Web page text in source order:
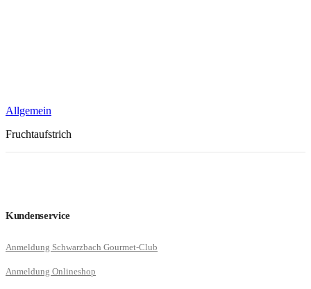
Allgemein
Fruchtaufstrich
Kundenservice
Anmeldung Schwarzbach Gourmet-Club
Anmeldung Onlineshop